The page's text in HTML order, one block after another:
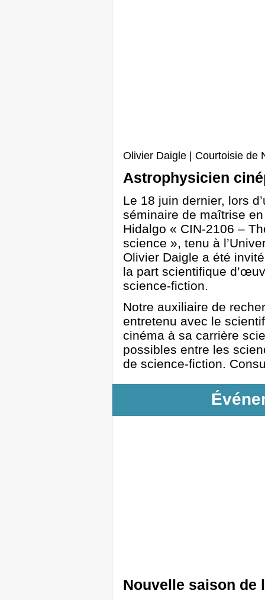
Olivier Daigle | Courtoisie de
Astrophysicien
Le 18 juin dernier, lors
séminaire de maîtrise
Hidalgo « CIN-2106 –
science », tenu à
Olivier Daigle a été
la part scientifique
science-fiction.
Notre auxiliaire de
entretenu avec le
cinéma à sa carrière
possibles entre les
de science-fiction.
Nouvelle saison de